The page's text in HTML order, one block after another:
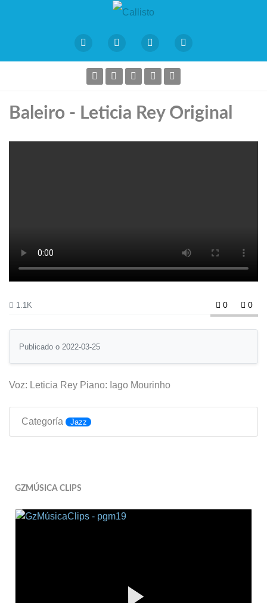
Baleiro - Leticia Rey Original
1.1K 0 0
Publicado o 2022-03-25
Voz: Leticia Rey Piano: Iago Mourinho
Categoría Jazz
GZMÚSICA CLIPS